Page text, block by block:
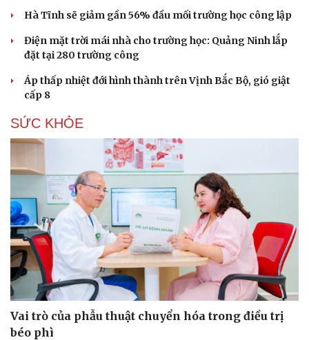
Hà Tĩnh sẽ giảm gần 56% đầu mối trường học công lập
Điện mặt trời mái nhà cho trường học: Quảng Ninh lắp
đặt tại 280 trường công
Áp thấp nhiệt đới hình thành trên Vịnh Bắc Bộ, gió giật
cấp 8
SỨC KHỎE
Vai trò của phẫu thuật chuyển hóa trong điều trị
béo phì